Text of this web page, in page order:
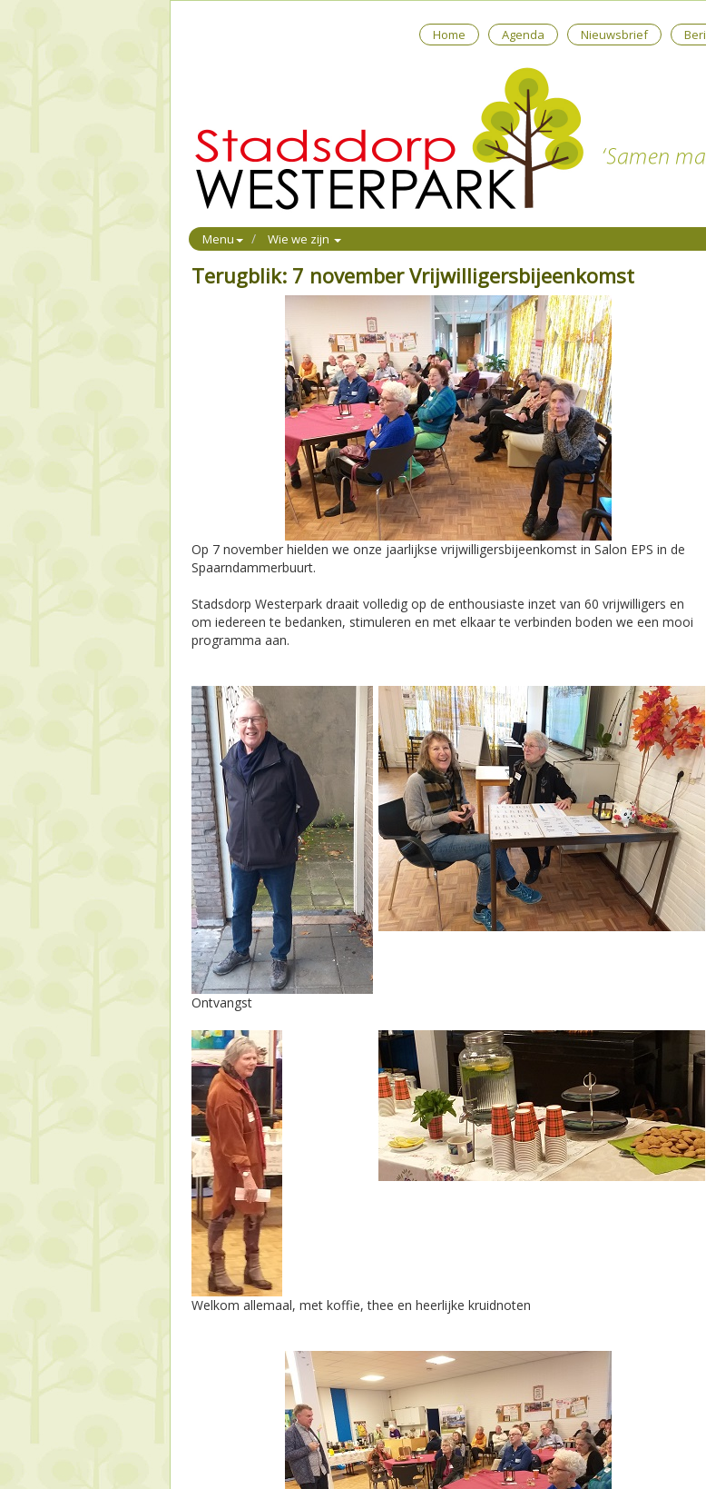
Home Agenda Nieuwsbrief
Menu Wie we zijn
Terugblik: 7 november Vrijwilligersbijeenkomst
Op 7 november hielden we onze jaarlijkse vrijwilligersbijeenkomst in Salon EPS in de
Spaarndammerbuurt.
Stadsdorp Westerpark draait volledig op de enthousiaste inzet van 60 vrijwilligers en
om iedereen te bedanken, stimuleren en met elkaar te verbinden boden we een mooi
programma aan.
Ontvangst
Welkom allemaal, met koffie, thee en heerlijke kruidnoten